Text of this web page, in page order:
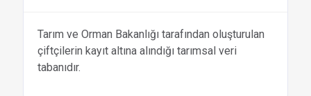
Tarım ve Orman Bakanlığı tarafından oluşturulan
çiftçilerin kayıt altına alındığı tarımsal veri
tabanıdır.